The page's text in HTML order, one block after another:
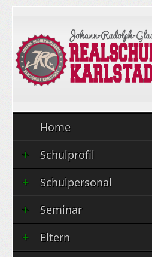
Home
Schulprofil
Schulpersonal
Seminar
Eltern